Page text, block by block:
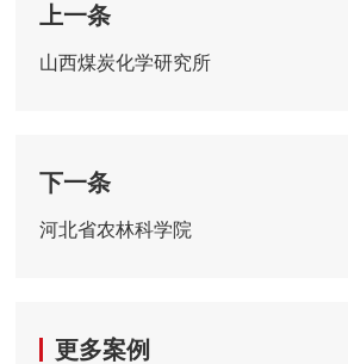
上一条
山西煤炭化学研究所
下一条
河北省农林科学院
更多案例